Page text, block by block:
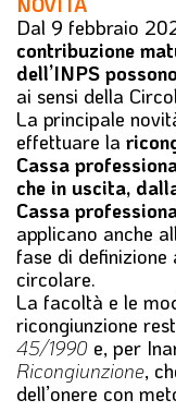
Dal 9 febbraio
contribuzione
dell’INPS
ai sensi della
La principale
effettuare la
Cassa
che in uscita,
Cassa
applicano anche
fase di
circolare.
La facoltà e le
ricongiunzione
45/1990 e, per
Ricongiunzione,
dell’onere con